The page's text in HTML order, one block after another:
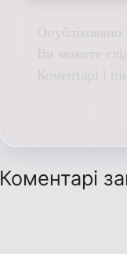
Ви можете
Коментарі і
Коментарі